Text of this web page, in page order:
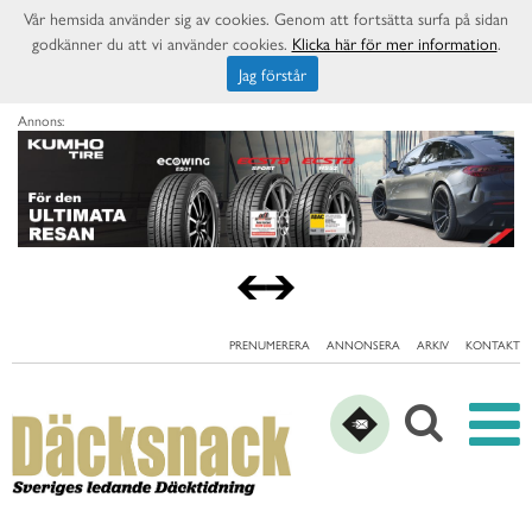
Annons:
PRENUMERERA ANNONSERA ARKIV KONTAKT
Vår hemsida använder sig av cookies. Genom att fortsätta surfa på sidan
godkänner du att vi använder cookies. Klicka här för mer information.
Jag förstår